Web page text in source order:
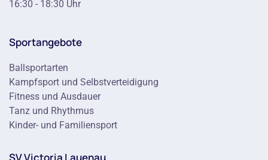
16:30 - 18:30 Uhr
Sportangebote
Ballsportarten
Kampfsport und Selbstverteidigung
Fitness und Ausdauer
Tanz und Rhythmus
Kinder- und Familiensport